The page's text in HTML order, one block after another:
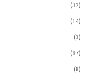
(32)
(14)
(3)
(87)
(8)